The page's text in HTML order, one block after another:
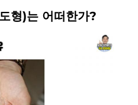
형)는 어떠한가?